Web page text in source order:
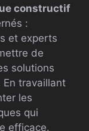
constructif
:
et experts
de
solutions
travaillant
les
qui
efficace.